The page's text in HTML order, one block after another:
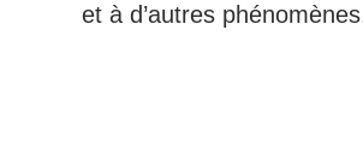
et à d’autres